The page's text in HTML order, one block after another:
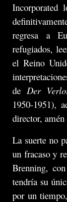
Incorporated
regresa a
refugiados,
el Reino
deDer
1950-1951),
director,
La suerte no
un fracaso y
Brenning,
tendría su
por un